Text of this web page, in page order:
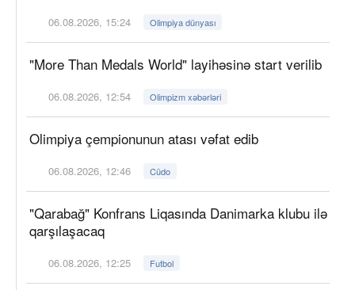
06.08.2026, 15:24 Olimpiya dünyası
"More Than Medals World" layihəsinə start verilib
06.08.2026, 12:54 Olimpizm xəbərləri
Olimpiya çempionunun atası vəfat edib
06.08.2026, 12:46 Cüdo
"Qarabağ" Konfrans Liqasında Danimarka klubu ilə
qarşılaşacaq
06.08.2026, 12:25 Futbol